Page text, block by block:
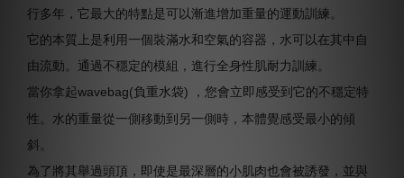
行多年，它最大的特點是可以漸進增加重量的運動訓練。
它的本質上是利用一個裝滿水和空氣的容器，水可以在其中自
由流動。通過不穩定的模組，進行全身性肌耐力訓練。
當你拿起wavebag(負重水袋) ，您會立即感受到它的不穩定特
性。水的重量從一側移動到另一側時，本體覺感受最小的傾
斜。
為了將其舉過頭頂，即使是最深層的小肌肉也會被誘發，並與